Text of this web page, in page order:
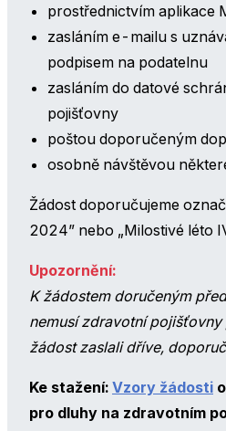
prostřednictvím aplikace
zasláním e-mailu s
podpisem na podatelnu
zasláním do datové
pojišťovny
poštou doporučeným
osobně návštěvou
Žádost doporučujeme
2024” nebo „Milostivé léto
Upozornění:
K žádostem doručeným
nemusí zdravotní
žádost zaslali dříve,
Ke stažení: Vzory žádosti
pro dluhy na zdravotním